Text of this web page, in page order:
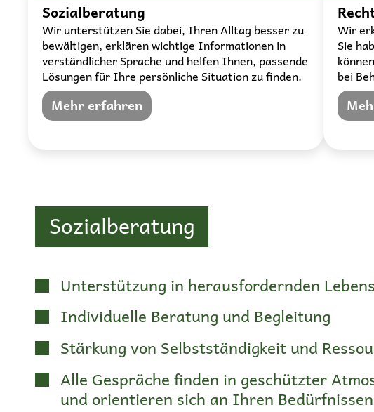
Sozialberatung
Wir unterstützen Sie dabei, Ihren Alltag besser zu
bewältigen, erklären wichtige Informationen in
verständlicher Sprache und helfen Ihnen, passende
Lösungen für Ihre persönliche Situation zu finden.
Mehr erfahren
Wir
Sie
bei
Sozialberatung
Unterstützung in herausfordernden
Individuelle Beratung und Begleitung
Stärkung von Selbstständigkeit und
Alle Gespräche finden in geschützter
und orientieren sich an Ihren